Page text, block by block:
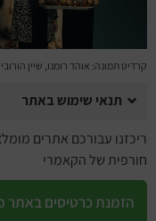
חופשה והופעה
קרדיט תמונה: אוהד רומנו, שיין
תנאי שימוש באתר
ריכזנו עבורכם אתרים
חורפית של הקאמרי
הזמנת כרטיסים באתר